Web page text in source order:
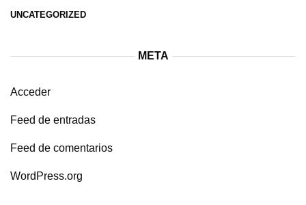
UNCATEGORIZED
META
Acceder
Feed de entradas
Feed de comentarios
WordPress.org